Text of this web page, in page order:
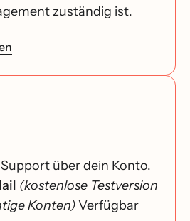
zuständig ist.
über dein Konto.
(kostenlose Testversion
Konten)Verfügbar